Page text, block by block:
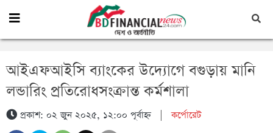
আইএফআইসি ব্যাংকের উদ্যোগে বগুড়ায় মানি
লন্ডারিং প্রতিরোধসংক্রান্ত কর্মশালা
প্রকাশ: ০২ জুন ২০২৫, ১২:০০ পূর্বাহ্ন|কর্পোরেট